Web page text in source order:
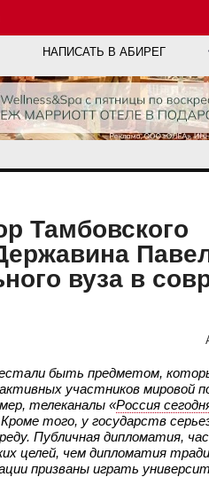
НАПИСАТЬ В АБИРЕГ
Тамбовского
вуза в
быть предметом,
участников мировой
телеканалы «Россия
того, у государств
Публичная дипломатия,
целей, чем дипломатия
призваны играть